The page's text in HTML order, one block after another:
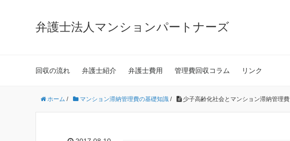
弁護士法人マンションパートナーズ
回収の流れ 弁護士紹介 弁護士費用 管理費回収コラム リンク
ホーム / マンション滞納管理費の基礎知識 / 少子高齢化社会とマンション滞納管理費